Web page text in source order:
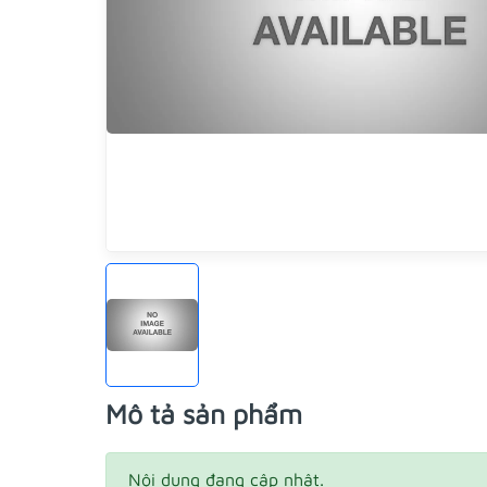
Mô tả sản phẩm
Nội dung đang cập nhật.